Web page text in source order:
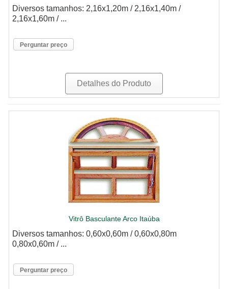
Diversos tamanhos: 2,16x1,20m / 2,16x1,40m /
2,16x1,60m / ...
Perguntar preço
Detalhes do Produto
Vitrô Basculante Arco Itaúba
Diversos tamanhos: 0,60x0,60m / 0,60x0,80m
0,80x0,60m / ...
Perguntar preço